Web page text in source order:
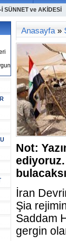
İ SÜNNET ve AKİDESİ
Anasayfa»
Not:
ediyoruz.
İran
Şia
Saddam
gergin